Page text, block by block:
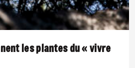
les plantes du « vivre